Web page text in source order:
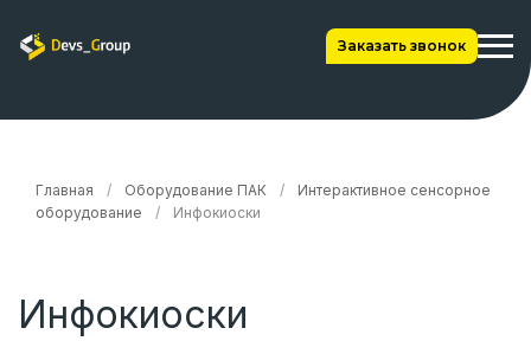
Заказать звонок
Главная / Оборудование ПАК /
Интерактивное сенсорное
оборудование
/ Инфокиоски
Инфокиоски